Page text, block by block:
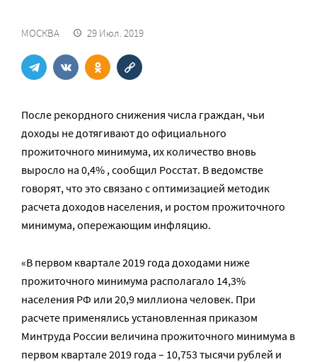
МОСКВА 29 Июл. 2019
После рекордного снижения числа граждан, чьи
доходы не дотягивают до официального
прожиточного минимума, их количество вновь
выросло на 0,4% , сообщил Росстат. В ведомстве
говорят, что это связано с оптимизацией методик
расчета доходов населения, и ростом прожиточного
минимума, опережающим инфляцию.
«В первом квартале 2019 года доходами ниже
прожиточного минимума располагало 14,3%
населения РФ или 20,9 миллиона человек. При
расчете применялись установленная приказом
Минтруда России величина прожиточного минимума в
первом квартале 2019 года – 10,753 тысячи рублей и